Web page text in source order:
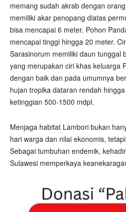
memang sudah akrab dengan
memiliki akar penopang diatas
bisa mencapai 6 meter. Pohon
mencapai tinggi hingga 20 meter.
Sarasinorum memiliki daun tunggal
yang merupakan ciri khas keluarga
dengan baik dan pada umumnya
hujan tropika dataran rendah
ketinggian 500-1500 mdpl.
Menjaga habitat Lambori bukan
hari warga dan nilai ekonomis,
Sebagai tumbuhan endemik,
Sulawesi memperkaya